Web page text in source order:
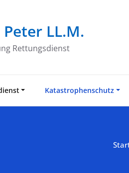
LL.M.
Rettungsdienst
Katastrophenschutz